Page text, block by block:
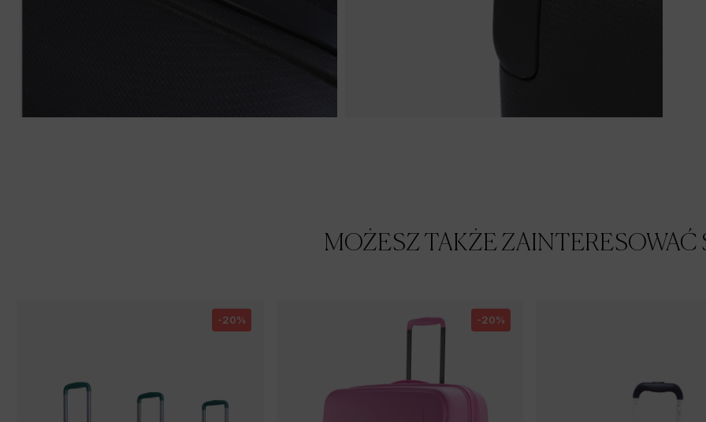
MOŻESZ TAKŻE ZAINTERESOWAĆ
-20% -20%